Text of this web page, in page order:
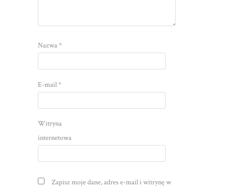
Nazwa*
E-mail*
Witryna
internetowa
Zapisz moje dane, adres e-mail i witrynę w